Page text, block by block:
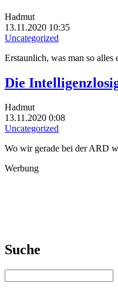
Hadmut
13.11.2020 10:35
Uncategorized
Erstaunlich, was man so alles
Die
Hadmut
13.11.2020 0:08
Uncategorized
Wo wir gerade bei der ARD
Werbung
Suche